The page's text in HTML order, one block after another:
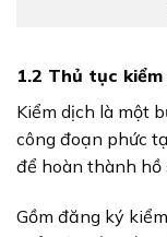
1.2 Thủ tục
Kiểm dịch là một
công đoạn phức
để hoàn thành hồ
Gồm đăng ký